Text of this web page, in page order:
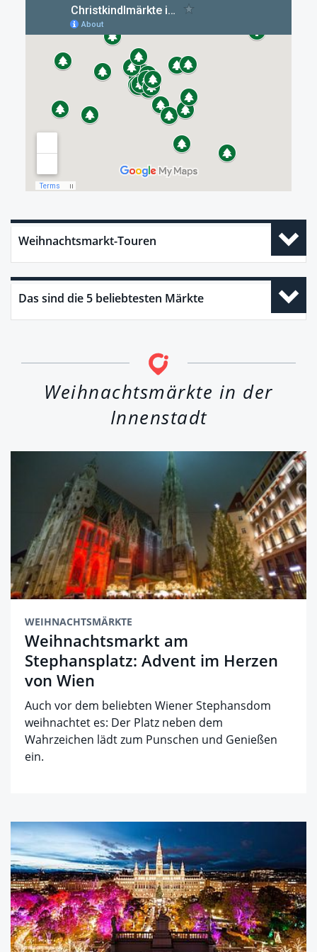
Weihnachtsmarkt-Touren
Das sind die 5 beliebtesten Märkte
Weihnachtsmärkte in der
Innenstadt
WEIHNACHTSMÄRKTE
Weihnachtsmarkt am
Stephansplatz: Advent im Herzen
von Wien
Auch vor dem beliebten Wiener Stephansdom
weihnachtet es: Der Platz neben dem
Wahrzeichen lädt zum Punschen und Genießen
ein.